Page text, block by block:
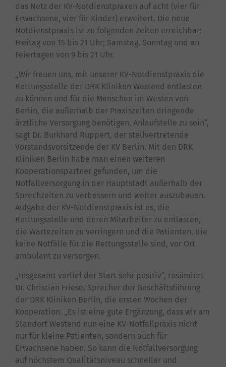
das Netz der KV-Notdienstpraxen auf acht (vier für
Erwachsene, vier für Kinder) erweitert. Die neue
Notdienstpraxis ist zu folgenden Zeiten erreichbar:
Freitag von 15 bis 21 Uhr; Samstag, Sonntag und an
Feiertagen von 9 bis 21 Uhr.
„Wir freuen uns, mit unserer KV-Notdienstpraxis die
Rettungsstelle der DRK Kliniken Westend entlasten
zu können und für die Menschen im Westen von
Berlin, die außerhalb der Praxiszeiten dringende
ärztliche Versorgung benötigen, Anlaufstelle zu sein“,
sagt Dr. Burkhard Ruppert, der stellvertretende
Vorstandsvorsitzende der KV Berlin. Mit den DRK
Kliniken Berlin habe man einen weiteren
Kooperationspartner gefunden, um die
Notfallversorgung in der Hauptstadt außerhalb der
Sprechzeiten zu verbessern und weiter auszubauen.
Aufgabe der KV-Notdienstpraxis ist es, die
Rettungsstelle und deren Mitarbeiter zu entlasten,
die Wartezeiten zu verringern und die Patienten, die
keine Notfälle für die Rettungsstelle sind, vor Ort
ambulant zu versorgen.
„Insgesamt verlief der Start sehr positiv“, resümiert
Dr. Christian Friese, Sprecher der Geschäftsführung
der DRK Kliniken Berlin, die ersten Wochen der
Kooperation. „Es ist eine gute Ergänzung, dass wir am
Standort Westend nun eine KV-Notfallpraxis nicht
nur für kleine Patienten, sondern auch für
Erwachsene haben. So kann die Notfallversorgung
auf höchstem Qualitätsniveau schneller und